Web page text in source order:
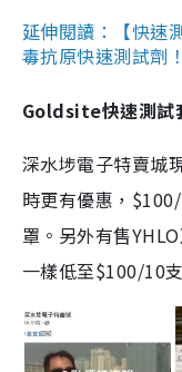
延伸閱讀：【快速
毒抗原快速測試劑
Goldsite快速測試
深水埗電子特賣城
時更有優惠，
罩。另外有售
一樣低至$100/10